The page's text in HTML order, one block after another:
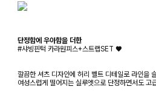
단정함에 우아함을 더한
#샤빙핀턱 카라원피스+스트랩SET ♥
깔끔한 셔츠 디자인에 허리 벨트 디테일로 라인을
여성스럽게 떨어지는 실루엣으로 단정하면서도 고